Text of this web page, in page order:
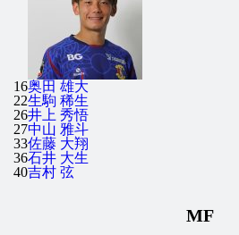
16奥田 雄大
22生駒 稀生
26井上 秀悟
27中山 雅斗
33佐藤 大翔
36石井 大生
40吉村 弦
MF